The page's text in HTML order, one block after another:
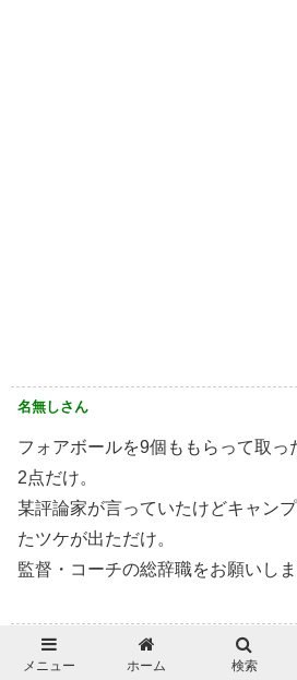
名無しさん
フォアボールを9個ももらって取っ
2点だけ。
某評論家が言っていたけどキャン
たツケが出ただけ。
監督・コーチの総辞職をお願いしま
名無しさん
メニュー ホーム 検索